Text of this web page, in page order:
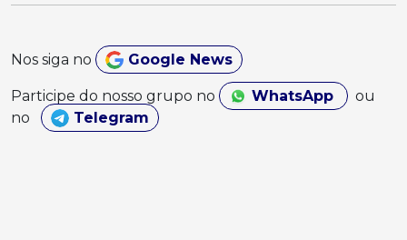
Nos siga no Google News
Participe do nosso grupo no WhatsApp
ou
no
Telegram